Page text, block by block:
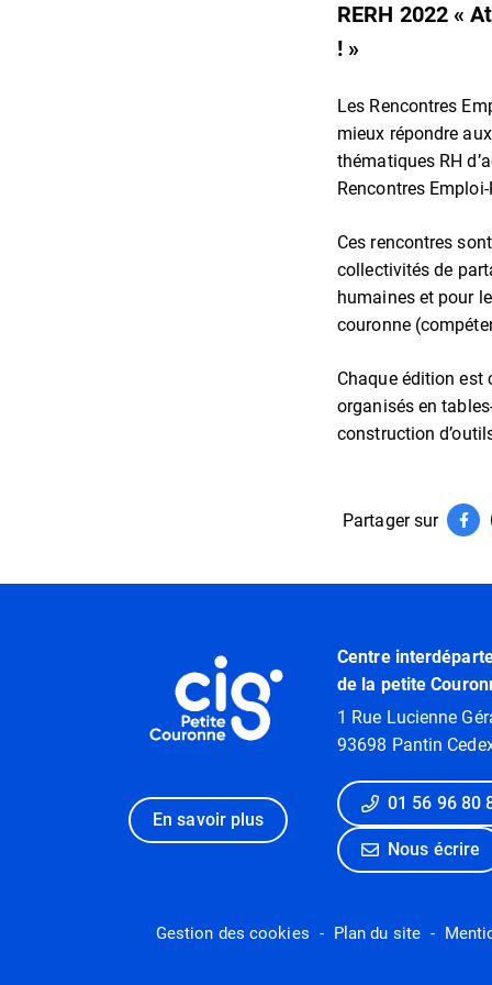
RERH 2022 «
! »
Les Rencontres
mieux répondre
thématiques RH
Rencontres Emploi-
Ces rencontres
collectivités de
humaines et pour
couronne
Chaque édition est
organisés en
construction
Partager sur
Informations utiles
En savoir plus
Centre
de la petite
1 Rue Lucienne
93698 Pantin
01 56 96 80
Nous écrire
Gestion des cookies Plan du site